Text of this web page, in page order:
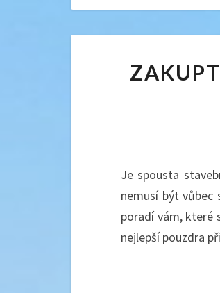
Je spousta
nemusí být vůbec
poradí vám, které
nejlepší pouzdra